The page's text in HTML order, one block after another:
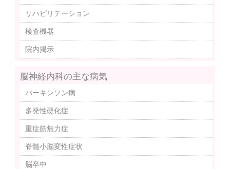
リハビリテーション
検査機器
院内掲示
脳神経内科の主な病気
パーキンソン病
多発性硬化症
重症筋無力症
脊髄小脳変性症状
脳卒中